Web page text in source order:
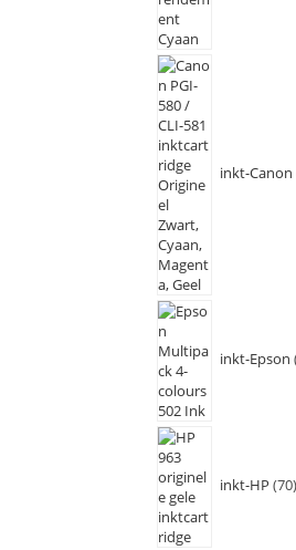
inkt-Canon
inkt-Epson
inkt-HP 70